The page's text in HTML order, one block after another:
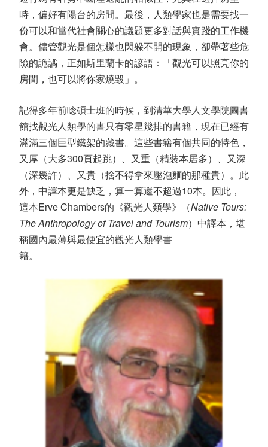
時，偏好有陽台的房間。最後，人類學家也是需要找一
份可以和當代社會關心的議題更多對話與實踐的工作機
會。儘管觀光是個怎樣也閃躲不開的現象，卻帶著些危
險的詭譎，正如斯里蘭卡的諺語：「觀光可以照亮你的
房間，也可以將你家燒毀」。
記得多年前唸碩士班的時候，到清華大學人文學院圖書
館找觀光人類學的書只有零星幾排的書籍，現在已經有
滿滿三個巨型鐵架的藏書。這些書籍有個共同的特色，
又厚（大多300頁起跳）、又重（精裝本居多）、又深
（深幾許）、又貴（捨不得拿來壓泡麵的那種貴）。此
外，中譯本更是缺乏，算一算還不超過10本。因此，
這本Erve Chambers的《觀光人類學》（Native Tours:
The Anthropology of Travel and Tourism）中譯本，堪
稱國內最薄與最便宜的觀光人類學書
籍。